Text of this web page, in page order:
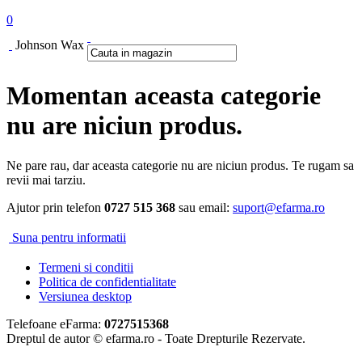
0
Johnson Wax
Momentan aceasta categorie
nu are niciun produs.
Ne pare rau, dar aceasta categorie nu are niciun produs. Te rugam sa
revii mai tarziu.
Ajutor prin telefon 0727 515 368 sau email: suport@efarma.ro
Suna pentru informatii
Termeni si conditii
Politica de confidentialitate
Versiunea desktop
Telefoane eFarma: 0727515368
Dreptul de autor © efarma.ro - Toate Drepturile Rezervate.